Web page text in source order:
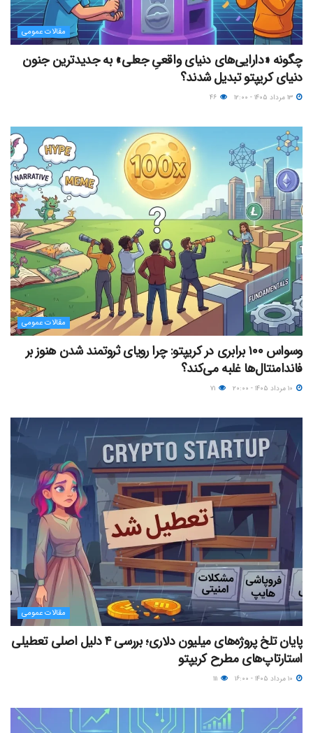
مقالات عمومی
چگونه «دارایی‌های دنیای واقعیِ جعلی» به جدیدترین جنون
دنیای کریپتو تبدیل شدند؟
مقالات عمومی
وسواس ۱۰۰ برابری در کریپتو: چرا رویای ثروتمند شدن هنوز بر
فاندامنتال‌ها غلبه می‌کند؟
مقالات عمومی
پایان تلخ پروژه‌های میلیون دلاری؛ بررسی ۴ دلیل اصلی تعطیلی
استارتاپ‌های مطرح کریپتو